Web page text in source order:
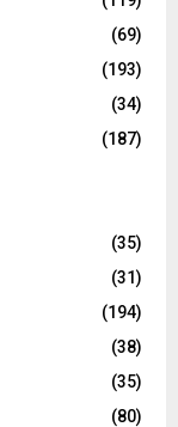
(69)
(193)
(34)
(187)
(35)
(31)
(194)
(38)
(35)
(80)